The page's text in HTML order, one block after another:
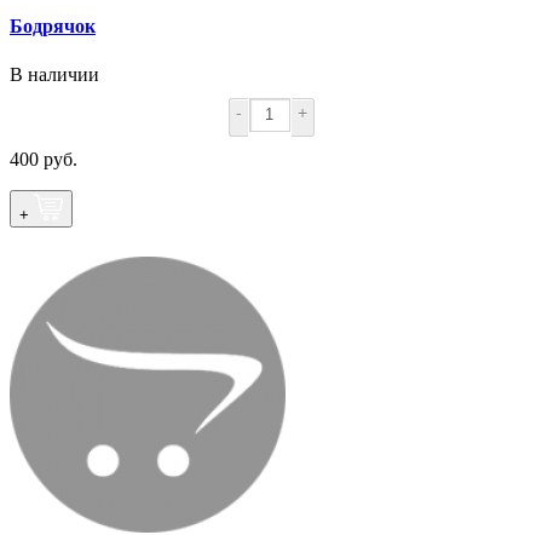
Бодрячок
В наличии
- +
400 руб.
+